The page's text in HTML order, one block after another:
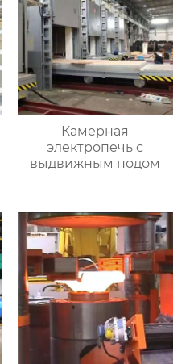
Камерная
электропечь с
выдвижным подом